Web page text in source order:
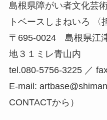
島根県障がい者文化芸
トベースしまねいろ 〈
〒695-0024 島根県江
地３１ミレ青山内
tel.080-5756-3225 ／
E-mail:
CONTACTから）